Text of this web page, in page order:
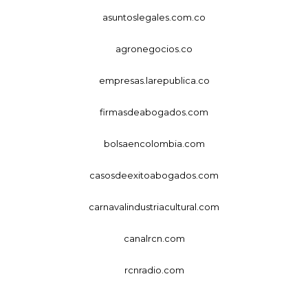
asuntoslegales.com.co
agronegocios.co
empresas.larepublica.co
firmasdeabogados.com
bolsaencolombia.com
casosdeexitoabogados.com
carnavalindustriacultural.com
canalrcn.com
rcnradio.com